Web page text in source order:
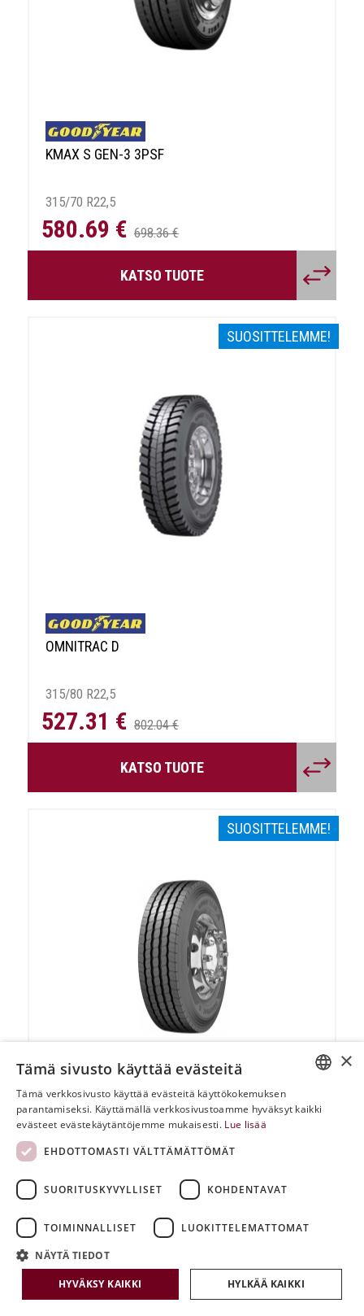
KMAX S GEN-3 3PSF
315/70 R22,5
580.69 € 698.36 €
KATSO TUOTE
SUOSITTELEMME!
OMNITRAC D
315/80 R22,5
527.31 € 802.04 €
KATSO TUOTE
SUOSITTELEMME!
385/65 R22,5
893.94 €
ESTONIAN
×
Tämä sivusto käyttää evästeitä
Tämä verkkosivusto käyttää evästeitä käyttökokemuksen
parantamiseksi. Käyttämällä verkkosivustoamme hyväksyt kaikki
evästeet evästekäytäntöjemme mukaisesti. Lue lisää
EHDOTTOMASTI VÄLTTÄMÄTTÖMÄT
SUORITUSKYVYLLISET KOHDENTAVAT
TOIMINNALLISET LUOKITTELEMATTOMAT
NÄYTÄ TIEDOT
HYVÄKSY KAIKKI HYLKÄÄ KAIKKI